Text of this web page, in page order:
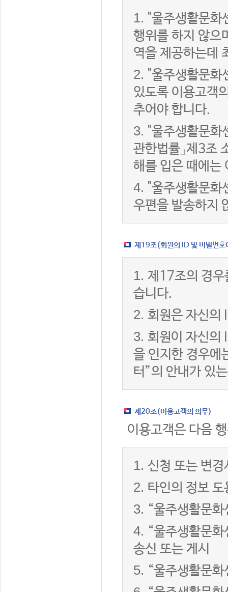
1. "울주생활문화
행위를 하지 않으
역을 제공하는데
2. "울주생활문화
있도록 이용고객
추어야 합니다.
3. "울주생활문화
관한법률」제3조
해를 입은 때에는
4. "울주생활문화
우편을 발송하지
제19조(회원의 ID 및 비밀번호
1. 제17조의 경우
습니다.
2. 회원은 자신의
3. 회원이 자신의
을 인지한 경우에
터”의 안내가 있
제20조(이용고객의 의무)
이용고객은 다음
1. 신청 또는 변
2. 타인의 정보 도
3. “울주생활문
4. “울주생활문
송신 또는 게시
5. “울주생활문